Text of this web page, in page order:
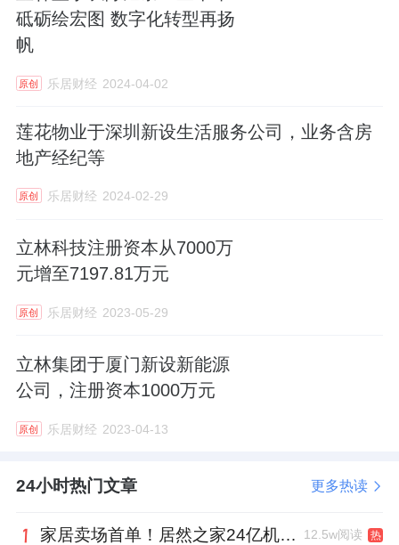
砥砺绘宏图 数字化转型再扬
帆
原创 乐居财经 2024-04-02
莲花物业于深圳新设生活服务公司，业务含房
地产经纪等
原创 乐居财经 2024-02-29
立林科技注册资本从7000万
元增至7197.81万元
原创 乐居财经 2023-05-29
立林集团于厦门新设新能源
公司，注册资本1000万元
原创 乐居财经 2023-04-13
24小时热门文章 更多热读
家居卖场首单！居然之家24亿机构间REITs获深交所无异议函 12.5w阅读 热